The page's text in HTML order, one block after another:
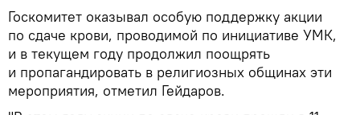
Госкомитет оказывал особую поддержку акции
по сдаче крови, проводимой по инициативе УМК,
и в текущем году продолжил поощрять
и пропагандировать в религиозных общинах эти
мероприятия, отметил Гейдаров.